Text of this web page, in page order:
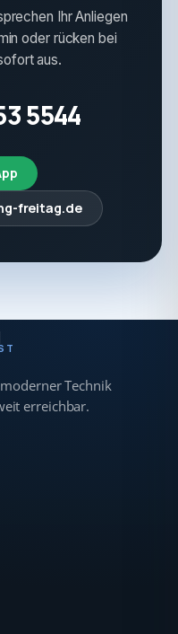
Ihr Anliegen
oder rücken bei
aus.
5544
freitag.de
Technik
erreichbar.